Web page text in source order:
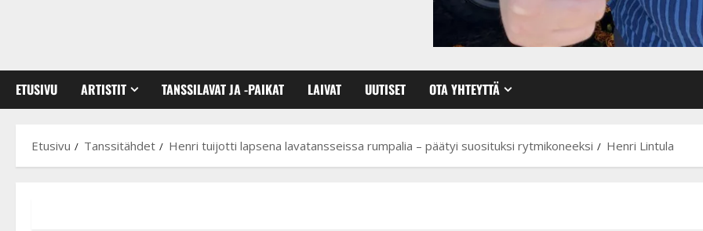
ETUSIVU ARTISTIT TANSSILAVAT JA -PAIKAT LAIVAT UUTISET OTA YHTEYTTÄ
Etusivu Tanssitähdet Henri tuijotti lapsena lavatansseissa rumpalia – päätyi suosituksi rytmikoneeksi Henri Lintula